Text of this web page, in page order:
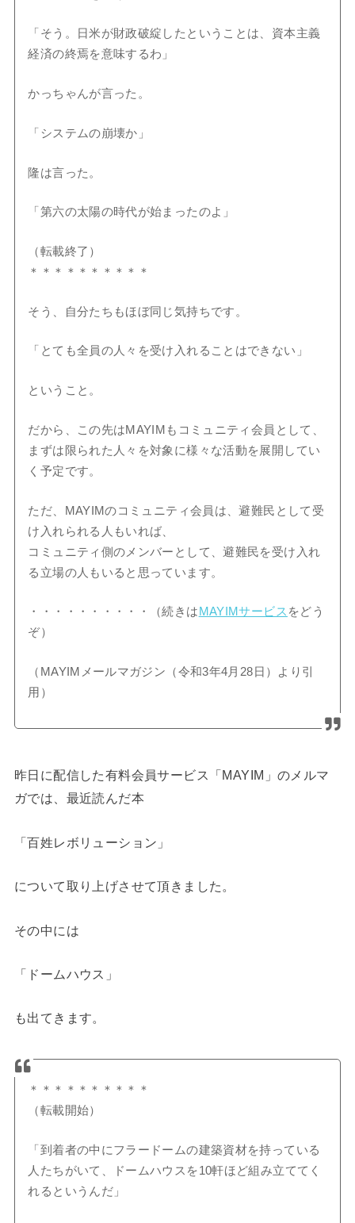
「そう。日米が財政破綻したということは、資本主義
経済の終焉を意味するわ」
かっちゃんが言った。
「システムの崩壊か」
隆は言った。
「第六の太陽の時代が始まったのよ」
（転載終了）
＊＊＊＊＊＊＊＊＊＊
そう、自分たちもほぼ同じ気持ちです。
「とても全員の人々を受け入れることはできない」
ということ。
だから、この先はMAYIMもコミュニティ会員として、
まずは限られた人々を対象に様々な活動を展開してい
く予定です。
ただ、MAYIMのコミュニティ会員は、避難民として受
け入れられる人もいれば、
コミュニティ側のメンバーとして、避難民を受け入れ
る立場の人もいると思っています。
・・・・・・・・・・（続きは MAYIMサービス をどう
ぞ）
（MAYIMメールマガジン（令和3年4月28日）より引
用）
昨日に配信した有料会員サービス「MAYIM」のメルマ
ガでは、最近読んだ本
「百姓レボリューション」
について取り上げさせて頂きました。
その中には
「ドームハウス」
も出てきます。
＊＊＊＊＊＊＊＊＊＊
（転載開始）
「到着者の中にフラードームの建築資材を持っている
人たちがいて、ドームハウスを10軒ほど組み立ててく
れるというんだ」